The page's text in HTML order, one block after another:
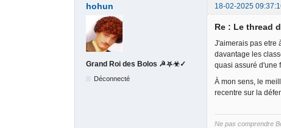
hohun 18-02-2025
Grand Roi des Bolos ☭⛧☣✓
Déconnecté
Re : Le thread
J'aimerais pas etre
davantage les
quasi assuré d'une
À mon sens, le
recentre sur la
Ne pas comprendre